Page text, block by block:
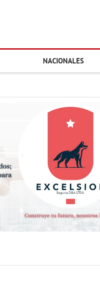
NACIONALES